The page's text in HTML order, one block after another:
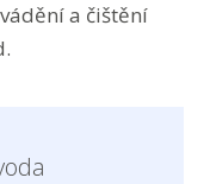
a čištění